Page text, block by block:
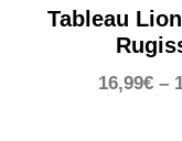
Tableau
16,99€–